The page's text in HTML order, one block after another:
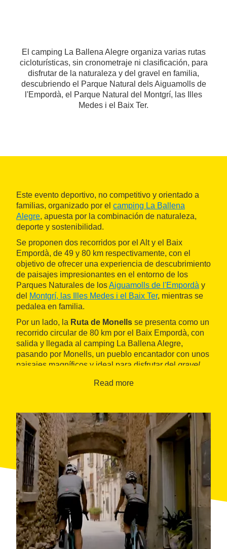
El camping La Ballena Alegre organiza varias rutas
cicloturísticas, sin cronometraje ni clasificación, para
disfrutar de la naturaleza y del gravel en familia,
descubriendo el Parque Natural dels Aiguamolls de
l'Empordà, el Parque Natural del Montgrí, las Illes
Medes i el Baix Ter.
Este evento deportivo, no competitivo y orientado a
familias, organizado por el camping La Ballena
Alegre, apuesta por la combinación de naturaleza,
deporte y sostenibilidad.
Se proponen dos recorridos por el Alt y el Baix
Empordà, de 49 y 80 km respectivamente, con el
objetivo de ofrecer una experiencia de descubrimiento
de paisajes impresionantes en el entorno de los
Parques Naturales de losAiguamolls de l'Empordà y
del Montgrí, las Illes Medes i el Baix Ter, mientras se
pedalea en familia.
Por un lado, la Ruta de Monells se presenta como un
recorrido circular de 80 km por el Baix Empordà, con
salida y llegada al camping La Ballena Alegre,
pasando por Monells, un pueblo encantador con unos
paisajes magníficos y ideal para disfrutar del gravel
circular de 49 km por el Alt Empordà, donde se
Los dos recorridos están adaptados a todos los
niveles y todas las bicicletas son bienvenidas: gravel
e-bike y BTT.
Read more